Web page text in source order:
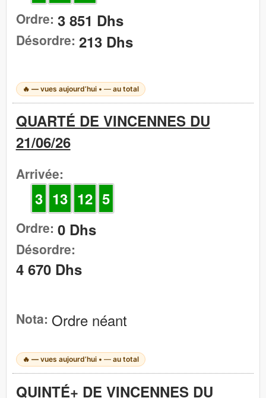
Ordre: 3 851 Dhs
Désordre: 213 Dhs
🔥 —vues aujourd’hui • —au total
QUARTÉ DE VINCENNES DU
21/06/26
Arrivée:
3 13 12 5
Ordre: 0 Dhs
Désordre:
4 670 Dhs
Nota: Ordre néant
🔥 —vues aujourd’hui • —au total
QUINTÉ+ DE VINCENNES DU